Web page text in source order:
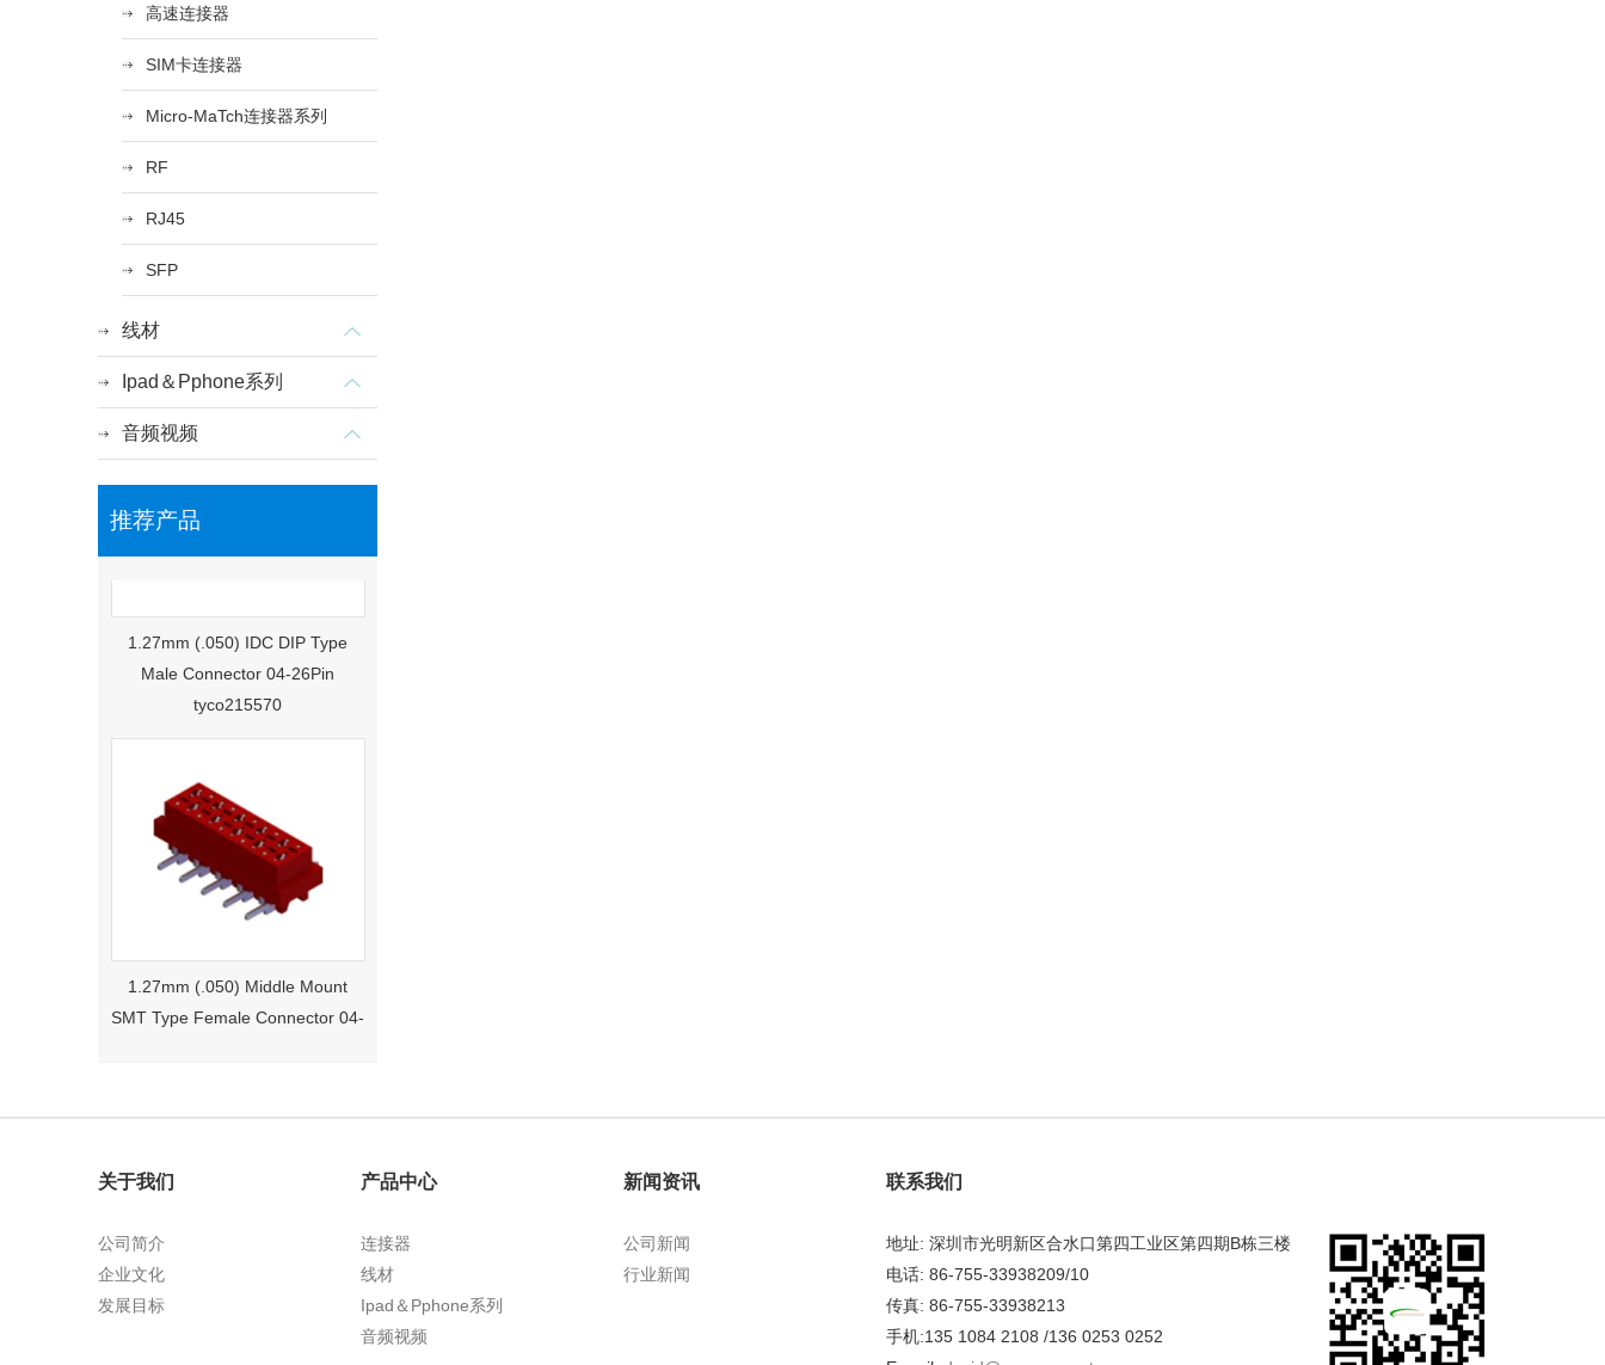
高速连接器
SIM卡连接器
Micro-MaTch连接器系列
RF
RJ45
SFP
线材
Ipad＆Pphone系列
音频视频
推荐产品
1.27mm (.050) IDC DIP Type
Male Connector 04-26Pin
tyco215570
1.27mm (.050) Middle Mount
SMT Type Female Connector 04-
26Pin Tyco 188275
1.27mm (.050) Right Angle DIP
Type Female Connector 04-26Pin
关于我们
公司简介
企业文化
发展目标
产品中心
连接器
线材
Ipad＆Pphone系列
音频视频
新闻资讯
公司新闻
行业新闻
联系我们
地址: 深圳市光明新区合水口第四工业区第四期B栋三楼
电话: 86-755-33938209/10
传真: 86-755-33938213
手机:135 1084 2108 /136 0253 0252